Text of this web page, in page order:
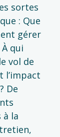
sortes
: Que
gérer
qui
vol de
l’impact
De
à la